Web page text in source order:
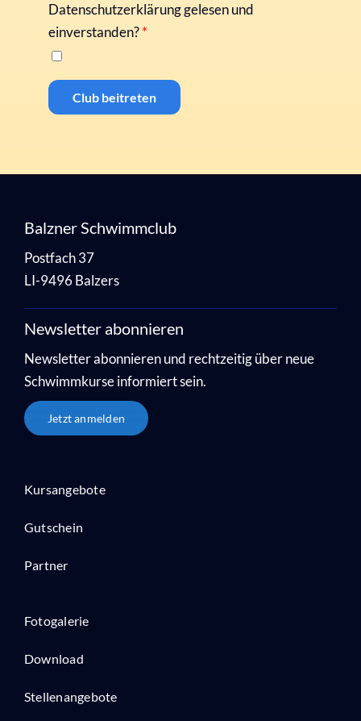
Datenschutzerklärung gelesen und
einverstanden?*
Balzner Schwimmclub
Postfach 37
LI-9496 Balzers
Newsletter abonnieren
Newsletter abonnieren und rechtzeitig über neue
Schwimmkurse informiert sein.
Jetzt anmelden
Kursangebote
Gutschein
Partner
Fotogalerie
Download
Stellenangebote